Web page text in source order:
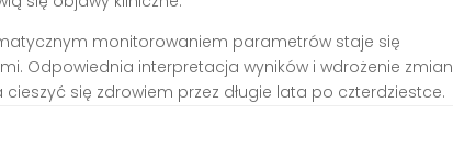
monitorowaniem parametrów staje się
Odpowiednia interpretacja wyników i wdrożenie zmian
się zdrowiem przez długie lata po czterdziestce.